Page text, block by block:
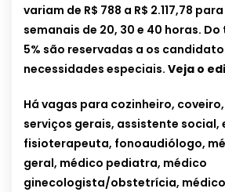
variam de R$ 788 a R$ 2.117,78
semanais de 20, 30 e 40 horas.
5% são reservadas a os
necessidades especiais. Veja o
Há vagas para cozinheiro,
serviços gerais, assistente social,
fisioterapeuta, fonoaudiólogo,
geral, médico pediatra, médico
ginecologista/obstetrícia,